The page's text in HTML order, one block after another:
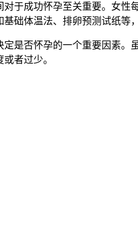
成功怀孕至关重要。女性每
础体温法、排卵预测试纸等
否怀孕的一个重要因素。虽
者过少。